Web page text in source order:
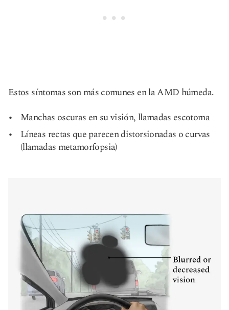
Estos síntomas son más comunes en la AMD húmeda.
Manchas oscuras en su visión, llamadas escotoma
Líneas rectas que parecen distorsionadas o curvas
(llamadas metamorfopsia)